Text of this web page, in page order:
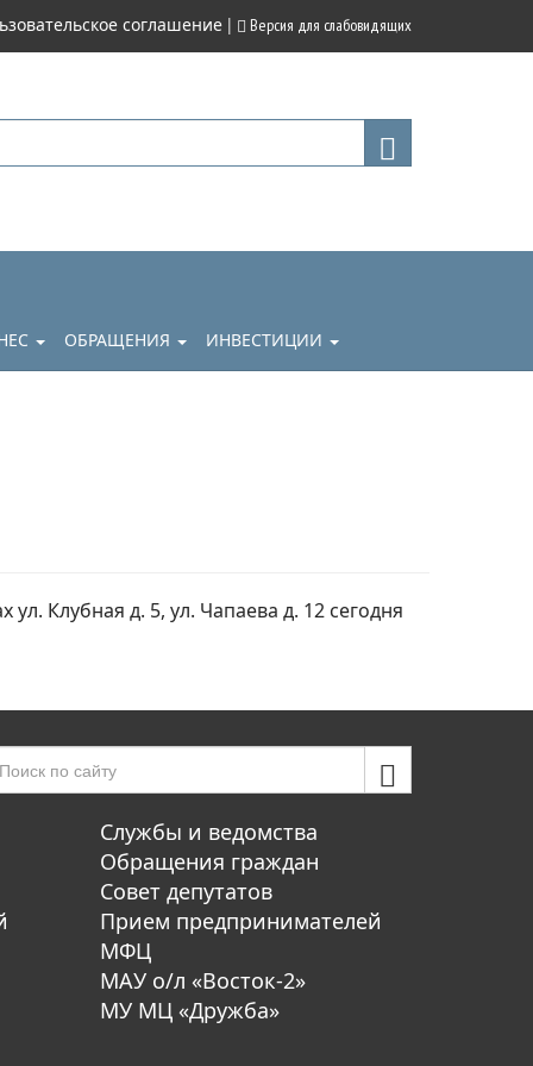
соглашение | Версия для слабовидящих
ОБРАЩЕНИЯ ИНВЕСТИЦИИ
Клубная д. 5, ул. Чапаева д. 12 сегодня
Службы и ведомства
Обращения граждан
Совет депутатов
Прием предпринимателей
МФЦ
МАУ о/л «Восток-2»
МУ МЦ «Дружба»